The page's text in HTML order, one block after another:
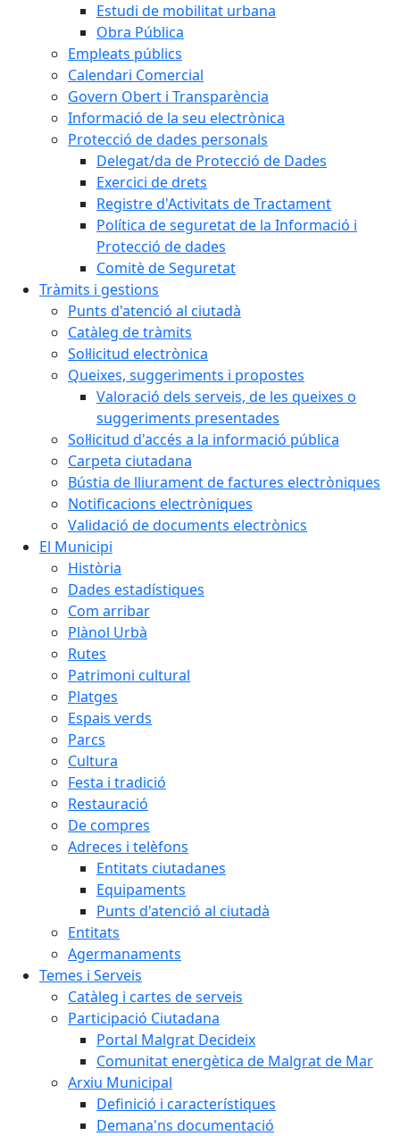
Estudi de mobilitat urbana
Obra Pública
Empleats públics
Calendari Comercial
Govern Obert i Transparència
Informació de la seu electrònica
Protecció de dades personals
Delegat/da de Protecció de Dades
Exercici de drets
Registre d'Activitats de Tractament
Política de seguretat de la Informació i
Protecció de dades
Comitè de Seguretat
Tràmits i gestions
Punts d'atenció al ciutadà
Catàleg de tràmits
Sol·licitud electrònica
Queixes, suggeriments i propostes
Valoració dels serveis, de les queixes o
suggeriments presentades
Sol·licitud d'accés a la informació pública
Carpeta ciutadana
Bústia de lliurament de factures electròniques
Notificacions electròniques
Validació de documents electrònics
El Municipi
Història
Dades estadístiques
Com arribar
Plànol Urbà
Rutes
Patrimoni cultural
Platges
Espais verds
Parcs
Cultura
Festa i tradició
Restauració
De compres
Adreces i telèfons
Entitats ciutadanes
Equipaments
Punts d'atenció al ciutadà
Entitats
Agermanaments
Temes i Serveis
Catàleg i cartes de serveis
Participació Ciutadana
Portal Malgrat Decideix
Comunitat energètica de Malgrat de Mar
Arxiu Municipal
Definició i característiques
Demana'ns documentació